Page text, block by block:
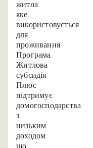
житла,
яке
використовується
для
проживання.
Програма
«Житлова
субсидія-
Плюс»
підтримує
домогосподарства
з
низьким
доходом,
що